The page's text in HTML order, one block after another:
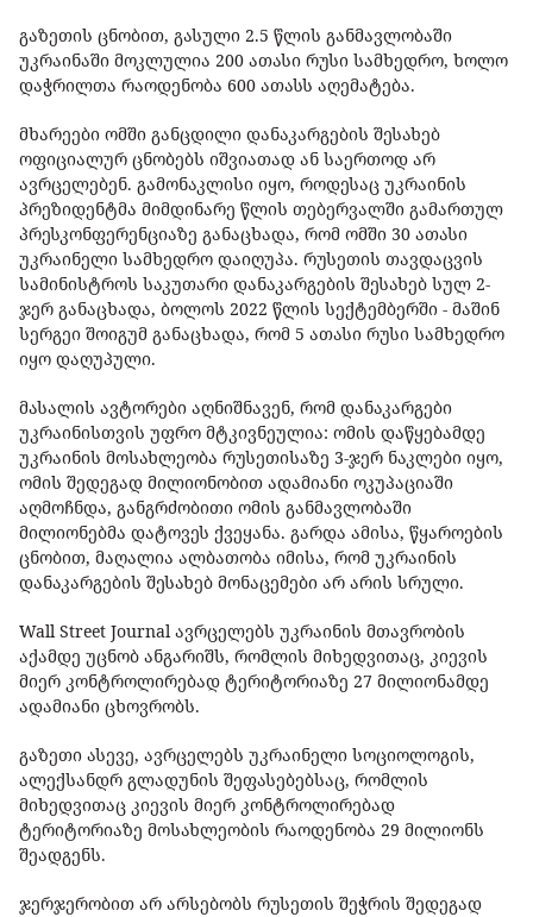
გაზეთის ცნობით, გასული 2.5 წლის განმავლობაში
უკრაინაში მოკლულია 200 ათასი რუსი სამხედრო, ხოლო
დაჭრილთა რაოდენობა 600 ათასს აღემატება.
მხარეები ომში განცდილი დანაკარგების შესახებ
ოფიციალურ ცნობებს იშვიათად ან საერთოდ არ
ავრცელებენ. გამონაკლისი იყო, როდესაც უკრაინის
პრეზიდენტმა მიმდინარე წლის თებერვალში გამართულ
პრესკონფერენციაზე განაცხადა, რომ ომში 30 ათასი
უკრაინელი სამხედრო დაიღუპა. რუსეთის თავდაცვის
სამინისტროს საკუთარი დანაკარგების შესახებ სულ 2-
ჯერ განაცხადა, ბოლოს 2022 წლის სექტემბერში - მაშინ
სერგეი შოიგუმ განაცხადა, რომ 5 ათასი რუსი სამხედრო
იყო დაღუპული.
მასალის ავტორები აღნიშნავენ, რომ დანაკარგები
უკრაინისთვის უფრო მტკივნეულია: ომის დაწყებამდე
უკრაინის მოსახლეობა რუსეთისაზე 3-ჯერ ნაკლები იყო,
ომის შედეგად მილიონობით ადამიანი ოკუპაციაში
აღმოჩნდა, განგრძობითი ომის განმავლობაში
მილიონებმა დატოვეს ქვეყანა. გარდა ამისა, წყაროების
ცნობით, მაღალია ალბათობა იმისა, რომ უკრაინის
დანაკარგების შესახებ მონაცემები არ არის სრული.
Wall Street Journal ავრცელებს უკრაინის მთავრობის
აქამდე უცნობ ანგარიშს, რომლის მიხედვითაც, კიევის
მიერ კონტროლირებად ტერიტორიაზე 27 მილიონამდე
ადამიანი ცხოვრობს.
გაზეთი ასევე, ავრცელებს უკრაინელი სოციოლოგის,
ალექსანდრ გლადუნის შეფასებებსაც, რომლის
მიხედვითაც კიევის მიერ კონტროლირებად
ტერიტორიაზე მოსახლეობის რაოდენობა 29 მილიონს
შეადგენს.
ჯერჯერობით არ არსებობს რუსეთის შეჭრის შედეგად